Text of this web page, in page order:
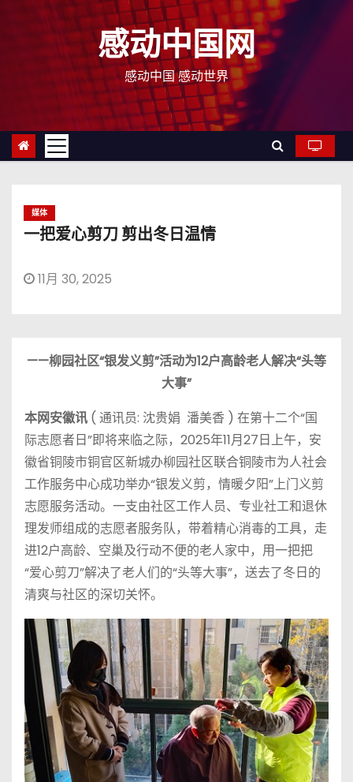
感动中国网
感动中国 感动世界
媒体
一把爱心剪刀 剪出冬日温情
11月 30, 2025
——柳园社区“银发义剪”活动为12户高龄老人解决“头等
大事”
本网安徽讯 ( 通讯员: 沈贵娟 潘美香 ) 在第十二个“国
际志愿者日”即将来临之际，2025年11月27日上午，安
徽省铜陵市铜官区新城办柳园社区联合铜陵市为人社会
工作服务中心成功举办“银发义剪，情暖夕阳”上门义剪
志愿服务活动。一支由社区工作人员、专业社工和退休
理发师组成的志愿者服务队，带着精心消毒的工具，走
进12户高龄、空巢及行动不便的老人家中，用一把把
“爱心剪刀”解决了老人们的“头等大事”，送去了冬日的
清爽与社区的深切关怀。